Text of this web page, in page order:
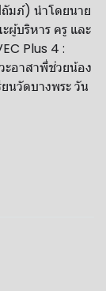
มภ์) นำโดยนาย
บริหาร ครู และ
Plus 4 :
ะอาสาพี่ช่วยน้อง
นวัดบางพระ วัน